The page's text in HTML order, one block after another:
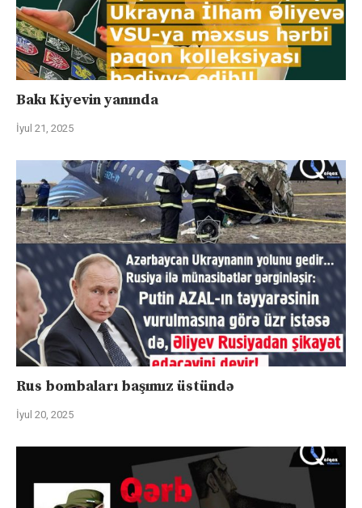
Bakı Kiyevin yanında
İyul 21, 2025
Rus bombaları başımız üstündə
İyul 20, 2025